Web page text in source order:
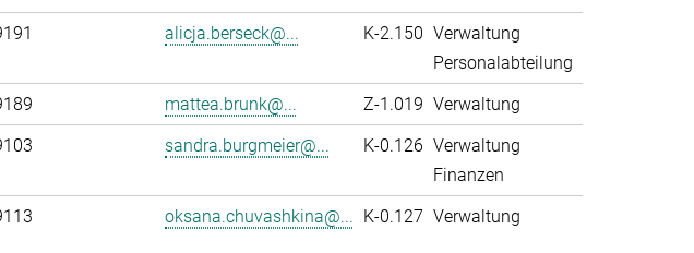
alicja.berseck@... K-2.150 Verwaltung
Personalabteilung
mattea.brunk@... Z-1.019 Verwaltung
sandra.burgmeier@... K-0.126 Verwaltung
Finanzen
oksana.chuvashkina@... K-0.127 Verwaltung